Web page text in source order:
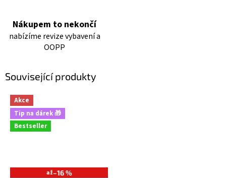
Nákupem to nekončí
nabízíme revize vybavení a
OOPP
Související produkty
Akce
Tip na dárek 🎁
Bestseller
až–16 %